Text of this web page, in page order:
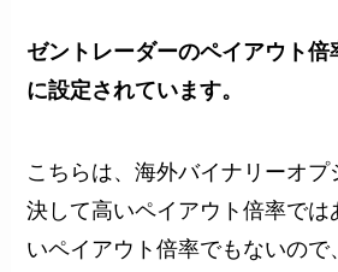
ゼントレーダーのペイアウト倍
に設定されています。
こちらは、海外バイナリーオプ
決して高いペイアウト倍率では
いペイアウト倍率でもないので